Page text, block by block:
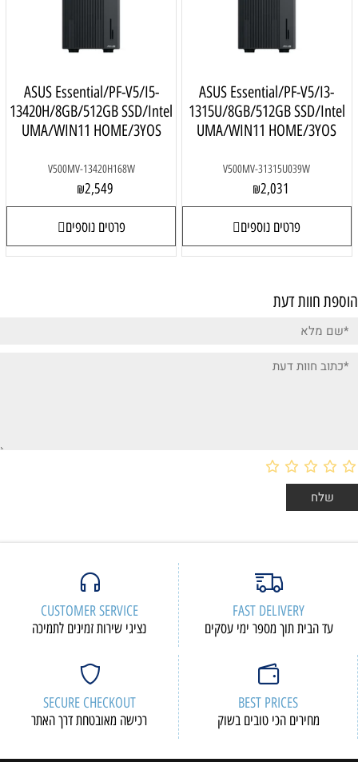
ASUS Essential/PF-V5/I3-
1315U/8GB/512GB SSD/Intel
UMA/WIN11 HOME/3YOS
V500MV-31315U039W
₪2,031
פרטים נוספים
ASUS Essential/PF-V5/I5-
13420H/8GB/512GB SSD/Intel
UMA/WIN11 HOME/3YOS
V500MV-13420H168W
₪2,549
פרטים נוספים
הוספת חוות דעת
FAST DELIVERY
עד הבית תוך מספר ימי עסקים
CUSTOMER SERVICE
נציגי שירות זמינים לתמיכה
BEST PRICES
מחירים הכי טובים בשוק
SECURE CHECKOUT
רכישה מאובטחת דרך האתר